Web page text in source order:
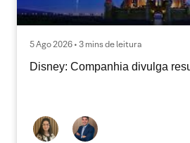
5 Ago 2026 • 3 mins de leitura
Disney: Companhia divulga